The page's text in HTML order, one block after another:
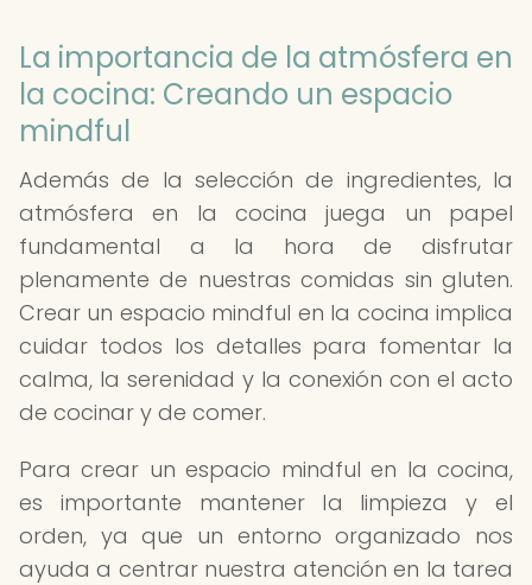
La importancia de la atmósfera en
la cocina: Creando un espacio
mindful
Además de la selección de ingredientes, la
atmósfera en la cocina juega un papel
fundamental a la hora de disfrutar
plenamente de nuestras comidas sin gluten.
Crear un espacio mindful en la cocina implica
cuidar todos los detalles para fomentar la
calma, la serenidad y la conexión con el acto
de cocinar y de comer.
Para crear un espacio mindful en la cocina,
es importante mantener la limpieza y el
orden, ya que un entorno organizado nos
ayuda a centrar nuestra atención en la tarea